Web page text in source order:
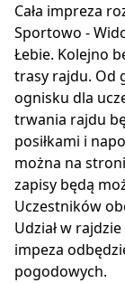
Cała impreza
Sportowo -
Łebie. Kolejno
trasy rajdu. Od
ognisku dla
trwania rajdu
posiłkami i
można na
zapisy będą
Uczestników
Udział w
impeza
pogodowych.